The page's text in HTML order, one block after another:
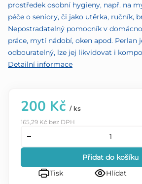
prostředek osobní hygieny, např. na
péče o seniory, či jako utěrka, ručník,
Nepostradatelný pomocník v
práce, mytí nádobí, oken apod. Perlan
odbouratelný, lze jej likvidovat i
Detailní informace
200 Kč / ks
165,29 Kč bez DPH
Přidat do košíku
Tisk
Hlídat